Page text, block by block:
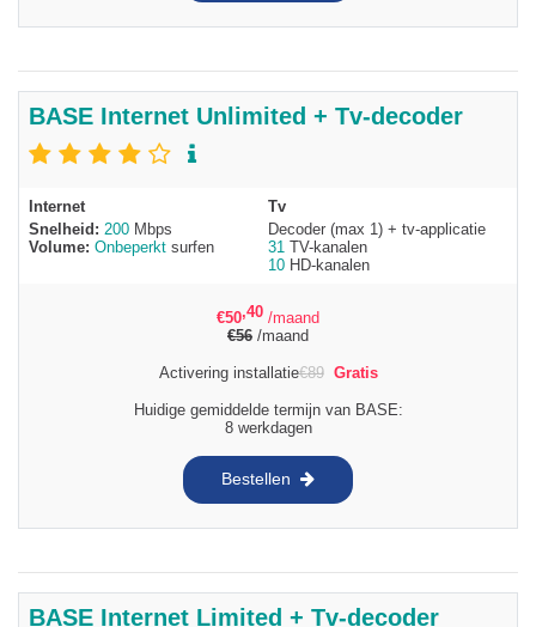
BASE Internet Unlimited + Tv-decoder
Internet
Snelheid: 200 Mbps
Volume: Onbeperkt surfen
Tv
Decoder (max 1) + tv-applicatie
31 TV-kanalen
10 HD-kanalen
€50,40 /maand
€56 /maand
Activering installatie€89 Gratis
Huidige gemiddelde termijn van BASE:
8 werkdagen
Bestellen
BASE Internet Limited + Tv-decoder